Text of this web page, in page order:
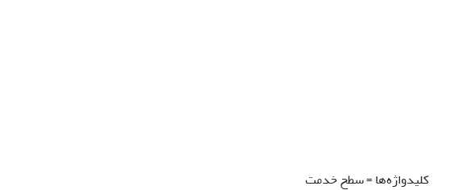
کلیدواژه‌ها =سطح خدمت